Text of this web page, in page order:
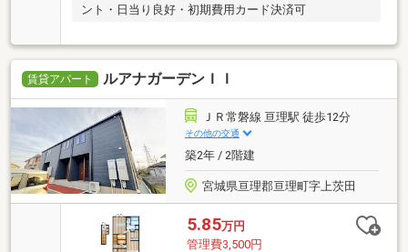
ント・日当り良好・初期費用カード決済可
賃貸アパート ルアナガーデンＩＩ
ＪＲ常磐線 亘理駅 徒歩12分
その他の交通
築2年 / 2階建
宮城県亘理郡亘理町字上茨田
5.85万円
管理費3,500円